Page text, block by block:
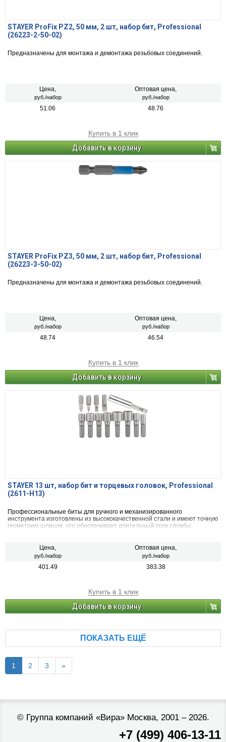
STAYER ProFix PZ2, 50 мм, 2 шт, набор бит, Professional
(26223-2-50-02)
Предназначены для монтажа и демонтажа резьбовых соединений.
Цена,
руб./набор
Оптовая цена,
руб./набор
51.06 48.76
Купить в 1 клик
Добавить в корзину
STAYER ProFix PZ3, 50 мм, 2 шт, набор бит, Professional
(26223-3-50-02)
Предназначены для монтажа и демонтажа резьбовых соединений.
Цена,
руб./набор
Оптовая цена,
руб./набор
48.74 46.54
Купить в 1 клик
Добавить в корзину
STAYER 13 шт, набор бит и торцевых головок, Professional
(2611-H13)
Профессиональные биты для ручного и механизированного
инструмента изготовлены из высококачественной стали и имеют точную
геометрию шлицов, что обеспечивает длительный срок службы.
Цена,
руб./набор
Оптовая цена,
руб./набор
401.49 383.38
Купить в 1 клик
Добавить в корзину
ПОКАЗАТЬ ЕЩЁ
1 2 3 »
© Группа компаний «Вира»Москва, 2001 – 2026.
+7 (499) 406-13-11